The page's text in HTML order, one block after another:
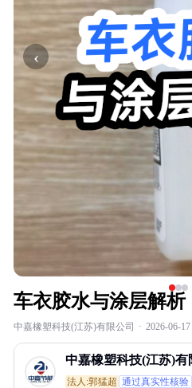
‹
车衣胶水与涂层解析
中嘉橡塑科技(江苏)有限公司 · 2026-06-
中嘉橡塑科技(江苏)有
法人:郭猛超 通过真实性核验